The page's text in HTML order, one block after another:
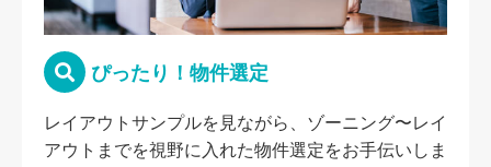
ぴったり！物件選定
レイアウトサンプルを見ながら、ゾーニング〜レイ
アウトまでを視野に入れた物件選定をお手伝いしま